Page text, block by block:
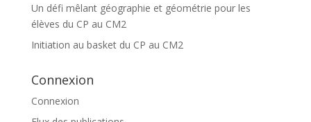
Un défi mêlant géographie et géométrie pour les
élèves du CP au CM2
Initiation au basket du CP au CM2
Connexion
Connexion